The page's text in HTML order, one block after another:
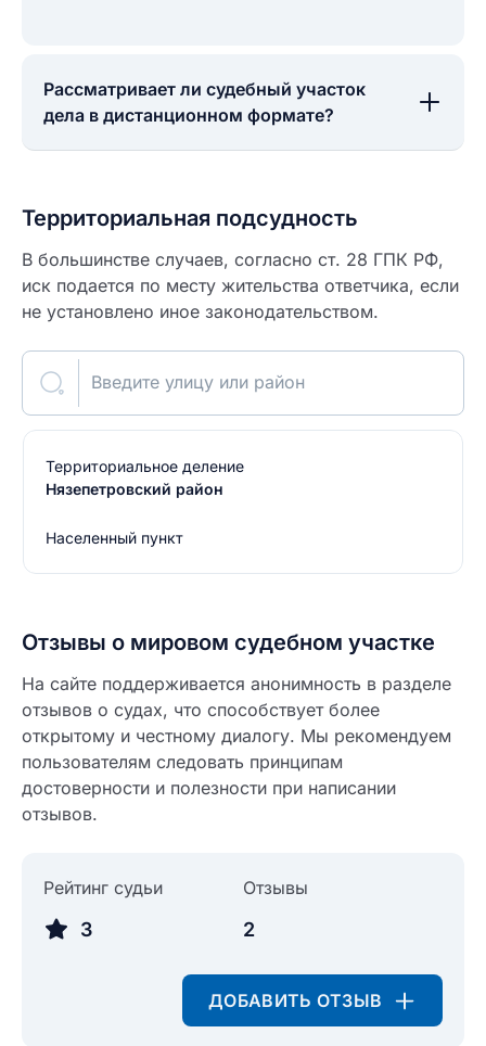
Рассматривает ли судебный участок
дела в дистанционном формате?
Территориальная подсудность
В большинстве случаев, согласно ст. 28 ГПК РФ,
иск подается по месту жительства ответчика, если
не установлено иное законодательством.
Введите улицу или район
Территориальное деление
Нязепетровский район
Населенный пункт
Отзывы о мировом судебном участке
На сайте поддерживается анонимность в разделе
отзывов о судах, что способствует более
открытому и честному диалогу. Мы рекомендуем
пользователям следовать принципам
достоверности и полезности при написании
отзывов.
Рейтинг судьи
3
Отзывы
2
ДОБАВИТЬ ОТЗЫВ